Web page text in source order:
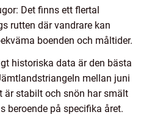
Det finns ett flertal
rutten där vandrare kan
boenden och måltider.
historiska data är den bästa
mellan juni
är stabilt och snön har smält
beroende på specifika året.